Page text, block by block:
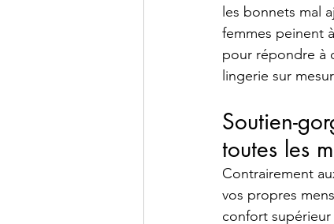
les bonnets mal
femmes peinent
pour répondre à
lingerie sur
Soutien-
toutes les
Contrairement
vos propres
confort